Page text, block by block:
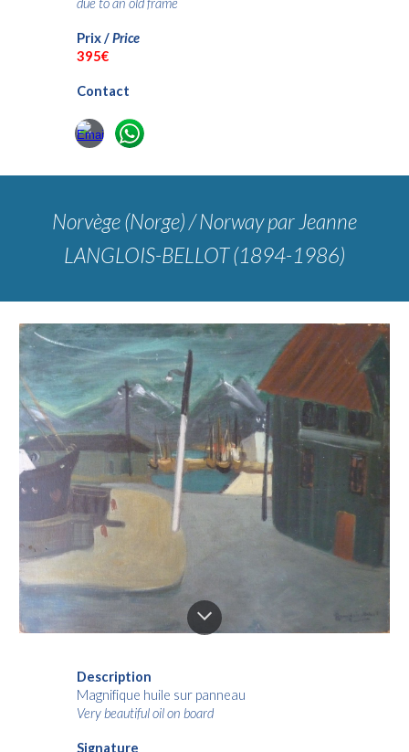
Prix /Price
395€
Contact
Norvège (Norge) / Norwaypar Jeanne
LANGLOIS-BELLOT (1894-1986)
Description
Magnifique huile sur panneau
Very beautiful oil on board
Signature